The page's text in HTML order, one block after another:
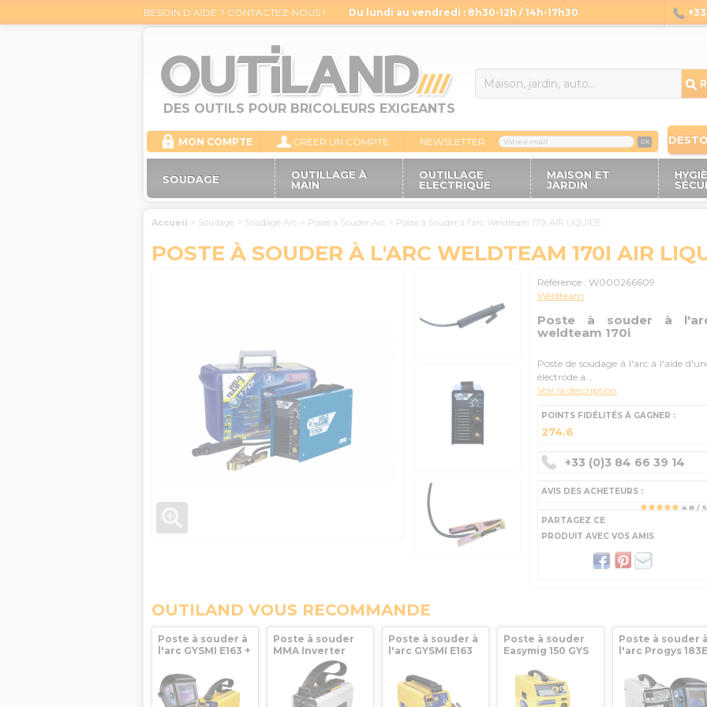
BESOIN D’AIDE ? CONTACTEZ-NOUS ! Du lundi au vendredi : 8h30-12h / 14h-17h30
DES OUTILS POUR BRICOLEURS EXIGEANTS
MON COMPTE CREER UN COMPTE NEWSLETTER OK
SOUDAGE
OUTILLAGE À
MAIN
OUTILLAGE
ELECTRIQUE
MAISON ET
JARDIN
Accueil > Soudage > Soudage Arc > Poste à Souder Arc > Poste à Souder à l'arc Weldteam 170i AIR LIQUIDE
POSTE À SOUDER À L'ARC WELDTEAM 170I AIR
Référence : W000266609
Weldteam
Poste à souder à
weldteam 170i
Poste de soudage à l'arc à l'aide
électrode a...
Voir la description
POINTS FIDÉLITÉS À GAGNER :
274.6
+33 (0)3 84 66 39 14
AVIS DES ACHETEURS :
4.8 / 5
PARTAGEZ CE
PRODUIT AVEC VOS AMIS
OUTILAND VOUS RECOMMANDE
Poste à souder à
l'arc GYSMI E163 +
TECHNO 9/13 GYS
Poste à souder
MMA Inverter
GYS GYSMI 130P -
Kit complet avec
accessoires
Poste à souder à
l'arc GYSMI E163
valise GYS
Poste à souder
Easymig 150 GYS
Poste à souder à
l'arc Progys 183E
9/13 GYS